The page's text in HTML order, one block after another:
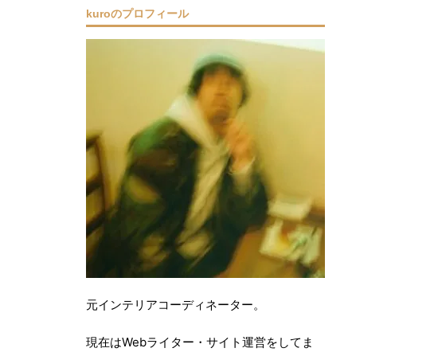
kuroのプロフィール
元インテリアコーディネーター。
現在はWebライター・サイト運営をしてま